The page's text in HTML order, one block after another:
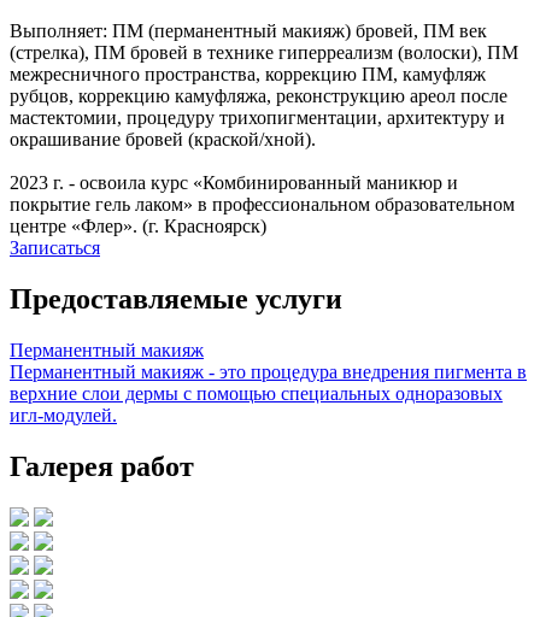
Выполняет: ПМ (перманентный макияж) бровей, ПМ век
(стрелка), ПМ бровей в технике гиперреализм (волоски), ПМ
межресничного пространства, коррекцию ПМ, камуфляж
рубцов, коррекцию камуфляжа, реконструкцию ареол после
мастектомии, процедуру трихопигментации, архитектуру и
окрашивание бровей (краской/хной).
2023 г. - освоила курс «Комбинированный маникюр и
покрытие гель лаком» в профессиональном образовательном
центре «Флер». (г. Красноярск)
Записаться
Предоставляемые услуги
Перманентный макияж
Перманентный макияж - это процедура внедрения пигмента в
верхние слои дермы с помощью специальных одноразовых
игл-модулей.
Галерея работ